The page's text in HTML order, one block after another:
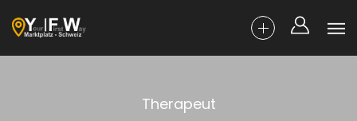
Therapeut